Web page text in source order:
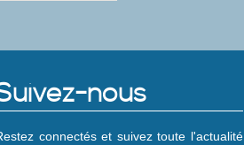
nous
connectés et suivez toute l'actualité